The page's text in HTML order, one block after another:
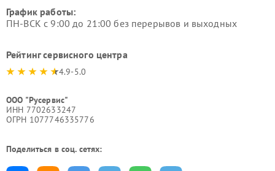
График работы:
ПН-ВСК с 9:00 до 21:00 без перерывов и выходных
Рейтинг сервисного центра
4.9-5.0
ООО "Русервис"
ИНН 7702633247
ОГРН 1077746335776
Поделиться в соц. сетях: